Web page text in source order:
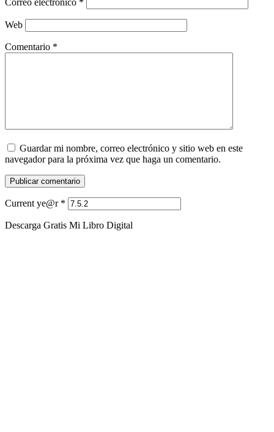
Correo electrónico *
Web
Comentario *
Guardar mi nombre, correo electrónico y sitio web en este
navegador para la próxima vez que haga un comentario.
Current ye@r *
Descarga Gratis Mi Libro Digital